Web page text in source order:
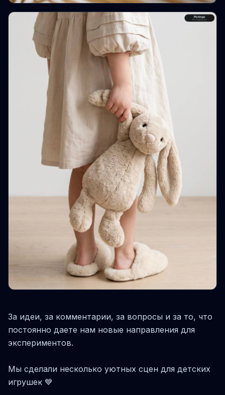
За идеи, за комментарии, за вопросы и за то, что
постоянно даете нам новые направления для
экспериментов.
Мы сделали несколько уютных сцен для детских
игрушек 💙